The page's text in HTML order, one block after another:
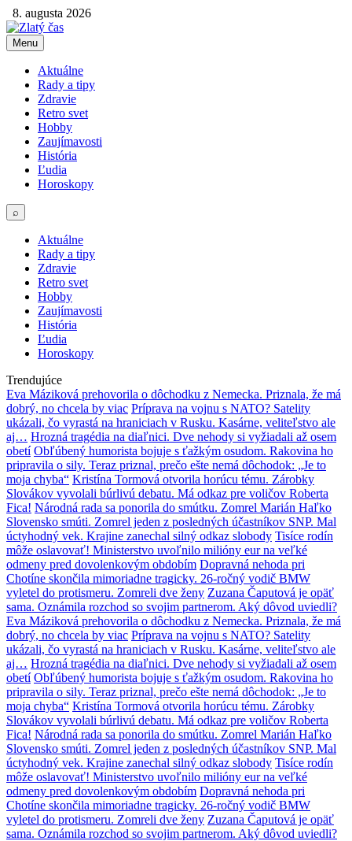
8. augusta 2026
Menu
Aktuálne
Rady a tipy
Zdravie
Retro svet
Hobby
Zaujímavosti
História
Ľudia
Horoskopy
⌕
Aktuálne
Rady a tipy
Zdravie
Retro svet
Hobby
Zaujímavosti
História
Ľudia
Horoskopy
Trendujúce
Eva Máziková prehovorila o dôchodku z Nemecka. Priznala, že má
dobrý, no chcela by viac Príprava na vojnu s NATO? Satelity
ukázali, čo vyrastá na hraniciach v Rusku. Kasárne, veliteľstvo ale
aj… Hrozná tragédia na diaľnici. Dve nehody si vyžiadali až osem
obetí Obľúbený humorista bojuje s ťažkým osudom. Rakovina ho
pripravila o sily. Teraz priznal, prečo ešte nemá dôchodok: „Je to
moja chyba“ Kristína Tormová otvorila horúcu tému. Zárobky
Slovákov vyvolali búrlivú debatu. Má odkaz pre voličov Roberta
Fica! Národná rada sa ponorila do smútku. Zomrel Marián Haľko
Slovensko smúti. Zomrel jeden z posledných účastníkov SNP. Mal
úctyhodný vek. Krajine zanechal silný odkaz slobody Tisíce rodín
môže oslavovať! Ministerstvo uvoľnilo milióny eur na veľké
odmeny pred dovolenkovým obdobím Dopravná nehoda pri
Chotíne skončila mimoriadne tragicky. 26-ročný vodič BMW
vyletel do protismeru. Zomreli dve ženy Zuzana Čaputová je opäť
sama. Oznámila rozchod so svojim partnerom. Aký dôvod uviedli?
Eva Máziková prehovorila o dôchodku z Nemecka. Priznala, že má
dobrý, no chcela by viac Príprava na vojnu s NATO? Satelity
ukázali, čo vyrastá na hraniciach v Rusku. Kasárne, veliteľstvo ale
aj… Hrozná tragédia na diaľnici. Dve nehody si vyžiadali až osem
obetí Obľúbený humorista bojuje s ťažkým osudom. Rakovina ho
pripravila o sily. Teraz priznal, prečo ešte nemá dôchodok: „Je to
moja chyba“ Kristína Tormová otvorila horúcu tému. Zárobky
Slovákov vyvolali búrlivú debatu. Má odkaz pre voličov Roberta
Fica! Národná rada sa ponorila do smútku. Zomrel Marián Haľko
Slovensko smúti. Zomrel jeden z posledných účastníkov SNP. Mal
úctyhodný vek. Krajine zanechal silný odkaz slobody Tisíce rodín
môže oslavovať! Ministerstvo uvoľnilo milióny eur na veľké
odmeny pred dovolenkovým obdobím Dopravná nehoda pri
Chotíne skončila mimoriadne tragicky. 26-ročný vodič BMW
vyletel do protismeru. Zomreli dve ženy Zuzana Čaputová je opäť
sama. Oznámila rozchod so svojim partnerom. Aký dôvod uviedli?